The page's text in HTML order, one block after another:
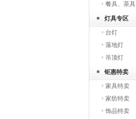
餐具、茶具
灯具专区
台灯
落地灯
吊顶灯
钜惠特卖
家具特卖
家纺特卖
饰品特卖